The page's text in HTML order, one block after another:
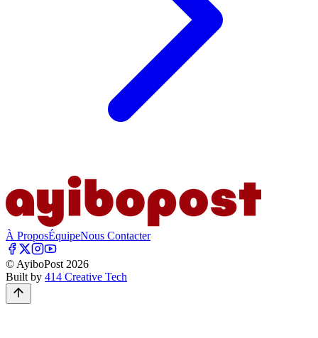
À ProposÉquipeNous Contacter
© AyiboPost 2026
Built by 414 Creative Tech